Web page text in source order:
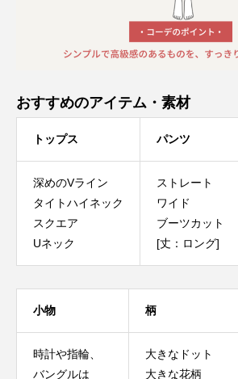
おすすめのアイテム・素材
トップス パンツ
深めのVライン
タイトハイネック
スクエア
Uネック
ストレート
ワイド
ブーツカット
[丈：ロング]
小物 柄
時計や指輪、
バングルは
⼤きなドット
⼤きな花柄